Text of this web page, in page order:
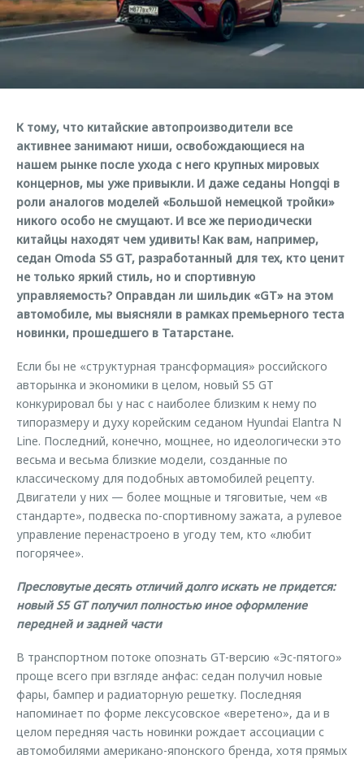
Кредитный калькулятор
Корпоративным клиентам
Трейд-ин
Калькулятор трейд-ин
Дополнительная техническая поддержка
Руководства по эксплуатации
Клуб OMODA
Приложение владельцев OMODA
Одежда и сувениры
Оригинальные аксессуары
Запчасти
Задать вопрос
Ключевые клиенты OMODA
Клуб владельцев OMODA
Новости
Правовая информация
Технологии
Обратная связь
К тому, что китайские автопроизводители все
активнее занимают ниши, освобождающиеся на
нашем рынке после ухода с него крупных мировых
концернов, мы уже привыкли. И даже седаны Hongqi в
роли аналогов моделей «Большой немецкой тройки»
никого особо не смущают. И все же периодически
китайцы находят чем удивить! Как вам, например,
седан Omoda S5 GT, разработанный для тех, кто ценит
не только яркий стиль, но и спортивную
управляемость? Оправдан ли шильдик «GT» на этом
автомобиле, мы выясняли в рамках премьерного теста
новинки, прошедшего в Татарстане.
Если бы не «структурная трансформация» российского
авторынка и экономики в целом, новый S5 GT
конкурировал бы у нас с наиболее близким к нему по
типоразмеру и духу корейским седаном Hyundai Elantra N
Line. Последний, конечно, мощнее, но идеологически это
весьма и весьма близкие модели, созданные по
классическому для подобных автомобилей рецепту.
Двигатели у них — более мощные и тяговитые, чем «в
стандарте», подвеска по-спортивному зажата, а рулевое
управление перенастроено в угоду тем, кто «любит
погорячее».
Пресловутые десять отличий долго искать не придется:
новый S5 GT получил полностью иное оформление
передней и задней части
В транспортном потоке опознать GT-версию «Эс-пятого»
проще всего при взгляде анфас: седан получил новые
фары, бампер и радиаторную решетку. Последняя
напоминает по форме лексусовское «веретено», да и в
целом передняя часть новинки рождает ассоциации с
автомобилями американо-японского бренда, хотя прямых